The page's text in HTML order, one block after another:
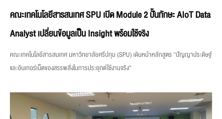
คณะเทคโนโลยีสารสนเทศ SPU เปิด Module 2 ปั้นทักษะ AIoT Data
Analyst เปลี่ยนข้อมูลเป็น Insight พร้อมใช้จริง
คณะเทคโนโลยีสารสนเทศ มหาวิทยาลัยศรีปทุม (SPU) เดินหน้าหลักสูตร “ปัญญาประดิษฐ์
และอินเทอร์เน็ตของสรรพสิ่งในการประยุกต์ใช้งานจริง”